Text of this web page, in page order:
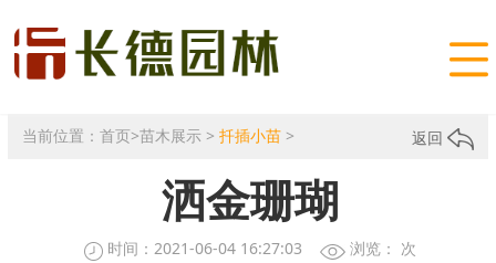

当前位置： 首页>苗木展示> 扦插小苗> 返回
洒金珊瑚
时间：2021-06-04 16:27:03 浏览： 次